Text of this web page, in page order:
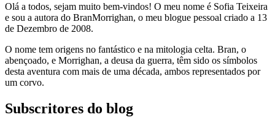
Olá a todos, sejam muito bem-vindos! O meu nome é Sofia Teixeira
e sou a autora do BranMorrighan, o meu blogue pessoal criado a 13
de Dezembro de 2008.
O nome tem origens no fantástico e na mitologia celta. Bran, o
abençoado, e Morrighan, a deusa da guerra, têm sido os símbolos
desta aventura com mais de uma década, ambos representados por
um corvo.
Subscritores do blog